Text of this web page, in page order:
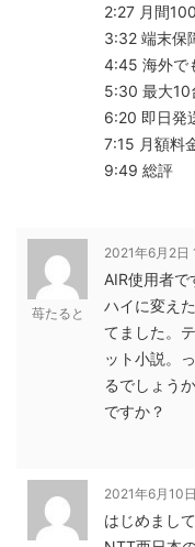
2:27 月間
3:32 端末保
4:45 海外で
5:30 最大10
6:20 即日発
7:15 月額料
9:49 総評
苺たると
2021年6月2日
AIR使用者
ハイに変え
てました。
ット小説。
るでしょう
ですか？
2021年6月10
はじめまして